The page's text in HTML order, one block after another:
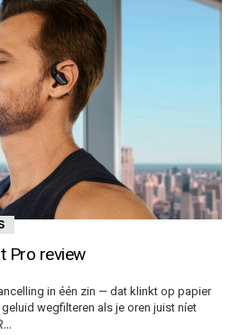
Pro review
in één zin — dat klinkt op papier
wegfilteren als je oren juist níet